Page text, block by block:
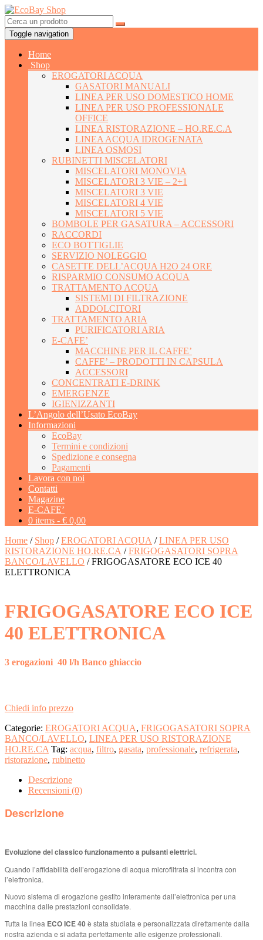
Toggle navigation
Home
Shop
EROGATORI ACQUA
GASATORI MANUALI
LINEA PER USO DOMESTICO HOME
LINEA PER USO PROFESSIONALE
OFFICE
LINEA RISTORAZIONE – HO.RE.C.A
LINEA ACQUA IDROGENATA
LINEA OSMOSI
RUBINETTI MISCELATORI
MISCELATORI MONOVIA
MISCELATORI 3 VIE – 2+1
MISCELATORI 3 VIE
MISCELATORI 4 VIE
MISCELATORI 5 VIE
BOMBOLE PER GASATURA – ACCESSORI
RACCORDI
ECO BOTTIGLIE
SERVIZIO NOLEGGIO
CASETTE DELL’ACQUA H2O 24 ORE
RISPARMIO CONSUMO ACQUA
TRATTAMENTO ACQUA
SISTEMI DI FILTRAZIONE
ADDOLCITORI
TRATTAMENTO ARIA
PURIFICATORI ARIA
E-CAFE’
MACCHINE PER IL CAFFE’
CAFFE’ – PRODOTTI IN CAPSULA
ACCESSORI
CONCENTRATI E-DRINK
EMERGENZE
IGIENIZZANTI
L’Angolo dell’Usato EcoBay
Informazioni
EcoBay
Termini e condizioni
Spedizione e consegna
Pagamenti
Lavora con noi
Contatti
Magazine
E-CAFE’
0 items - € 0,00
Home / Shop /EROGATORI ACQUA /LINEA PER USO
RISTORAZIONE HO.RE.CA /FRIGOGASATORI SOPRA
BANCO/LAVELLO / FRIGOGASATORE ECO ICE 40
ELETTRONICA
FRIGOGASATORE ECO ICE
40 ELETTRONICA
3 erogazioni 40 l/h Banco ghiaccio
Chiedi info prezzo
Categorie: EROGATORI ACQUA, FRIGOGASATORI SOPRA
BANCO/LAVELLO, LINEA PER USO RISTORAZIONE
HO.RE.CA Tag: acqua, filtro, gasata, professionale, refrigerata,
ristorazione, rubinetto
Descrizione
Recensioni (0)
Descrizione
Evoluzione del classico funzionamento a pulsanti elettrici.
Quando l’affidabilità dell’erogazione di acqua microfiltrata si incontra con
l’elettronica.
Nuovo sistema di erogazione gestito interamente dall’elettronica per una
macchina dalle prestazioni consolidate.
Tutta la linea ECO ICE 40è stata studiata e personalizzata direttamente dalla
nostra azienda e si adatta perfettamente alle esigenze professionali.